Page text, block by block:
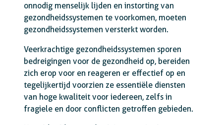
onnodig menselijk lijden en instorting van
gezondheidssystemen te voorkomen, moeten
gezondheidssystemen versterkt worden.
Veerkrachtige gezondheidssystemen sporen
bedreigingen voor de gezondheid op, bereiden
zich erop voor en reageren er effectief op en
tegelijkertijd voorzien ze essentiële diensten
van hoge kwaliteit voor iedereen, zelfs in
fragiele en door conflicten getroffen gebieden.